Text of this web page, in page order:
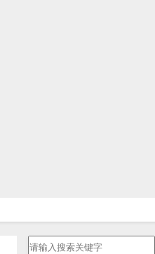
请输入搜索内容